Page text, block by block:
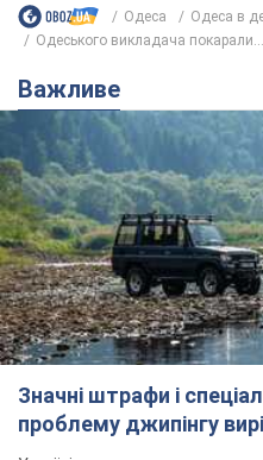
Значні штрафи і
проблему джипінгу
Україні не завадить взяти
8.08.2026 05:10 2,6 т.
На Прикарпатті після
спеки пройшла
дороги перетворились
Відео
Негода накрила Івано-
8.08.2026 09:27